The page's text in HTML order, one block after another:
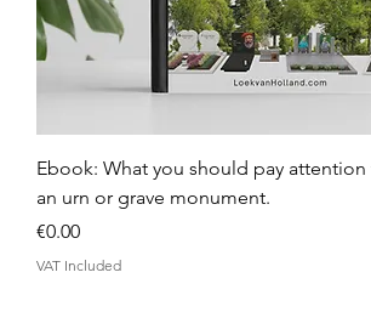
Ebook: What you should pay
an urn or grave monument.
Price
€0.00
VAT Included